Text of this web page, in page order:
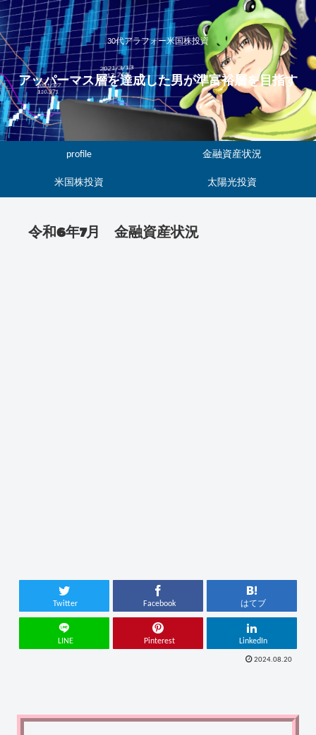
30代アラフォー米国株投資
アッパーマス層を達成した男が準富裕層を目指す
profile 金融資産状況
米国株投資 太陽光投資
令和6年7月 金融資産状況
Twitter Facebook はてブ
LINE Pinterest LinkedIn
2024.08.20